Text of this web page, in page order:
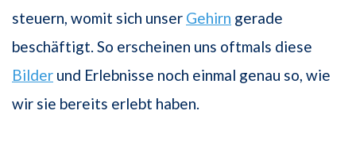
steuern, womit sich unser Gehirn gerade
beschäftigt. So erscheinen uns oftmals diese
Bilder und Erlebnisse noch einmal genau so, wie
wir sie bereits erlebt haben.